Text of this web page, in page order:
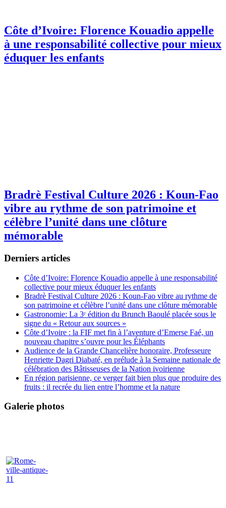
Côte d’Ivoire: Florence Kouadio appelle
à une responsabilité collective pour mieux
éduquer les enfants
Bradrè Festival Culture 2026 : Koun-Fao
vibre au rythme de son patrimoine et
célèbre l’unité dans une clôture
mémorable
Derniers articles
Côte d’Ivoire: Florence Kouadio appelle à une responsabilité
collective pour mieux éduquer les enfants
Bradrè Festival Culture 2026 : Koun-Fao vibre au rythme de
son patrimoine et célèbre l’unité dans une clôture mémorable
Gastronomie: La 3ᵉ édition du Brunch Baoulé placée sous le
signe du « Retour aux sources »
Côte d’Ivoire : la FIF met fin à l’aventure d’Emerse Faé, un
nouveau chapitre s’ouvre pour les Éléphants
Audience de la Grande Chancelière honoraire, Professeure
Henriette Dagri Diabaté, en prélude à la Semaine nationale de
célébration des Bâtisseuses de la Nation ivoirienne
En région parisienne, ce verger fait bien plus que produire des
fruits : il recrée du lien entre l’homme et la nature
Galerie photos